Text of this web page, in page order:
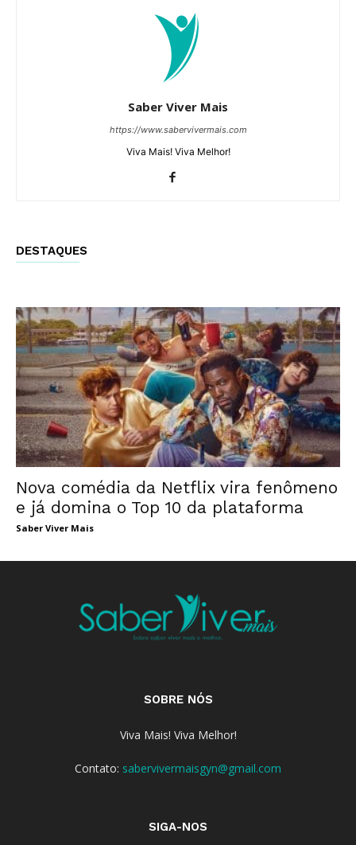
Saber Viver Mais
https://www.sabervivermais.com
Viva Mais! Viva Melhor!
DESTAQUES
Nova comédia da Netflix vira fenômeno
e já domina o Top 10 da plataforma
Saber Viver Mais
SOBRE NÓS
Viva Mais! Viva Melhor!
Contato: sabervivermaisgyn@gmail.com
SIGA-NOS